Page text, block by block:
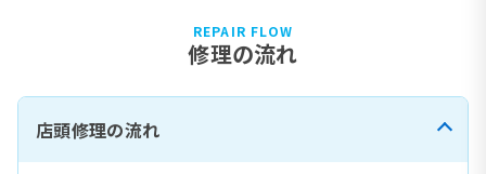
REPAIR FLOW
修理の流れ
店頭修理の流れ